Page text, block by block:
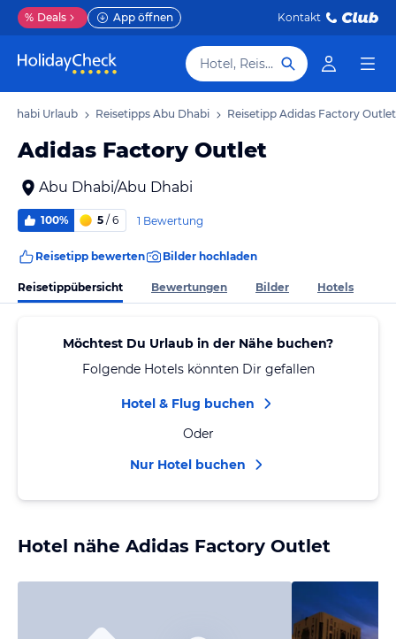
% Deals App öffnen Kontakt
Hotel, Reiseziel
Dhabi Urlaub Reisetipps Abu Dhabi Reisetipp Adidas Factory Outlet
Adidas Factory Outlet
Abu Dhabi/Abu Dhabi
100% 5 / 6 1 Bewertung
Reisetipp bewerten Bilder hochladen
Reisetippübersicht Bewertungen Bilder Hotels
Möchtest Du Urlaub in der Nähe buchen?
Folgende Hotels könnten Dir gefallen
Hotel & Flug buchen
Oder
Nur Hotel buchen
Hotel nähe Adidas Factory Outlet